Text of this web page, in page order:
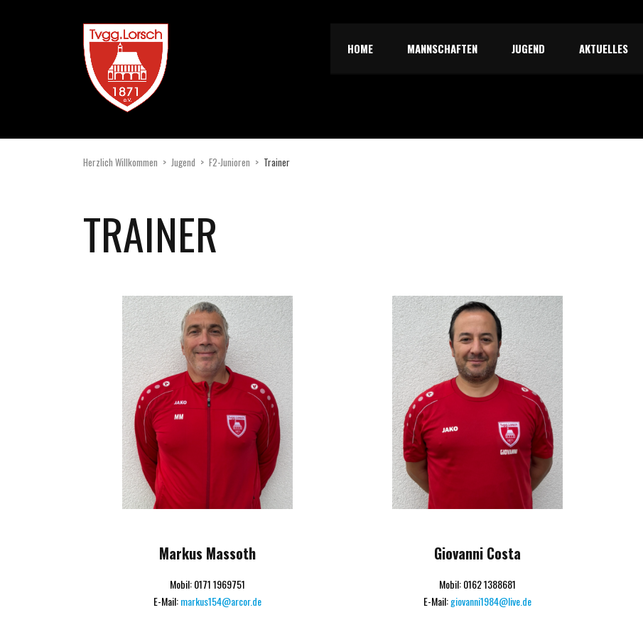
HOME MANNSCHAFTEN JUGEND AKTUELLES
Herzlich Willkommen > Jugend > F2-Junioren > Trainer
TRAINER
Markus Massoth
Mobil: 0171 1969751
E-Mail:markus154@arcor.de
Giovanni Costa
Mobil: 0162 1388681
E-Mail:giovanni1984@live.de